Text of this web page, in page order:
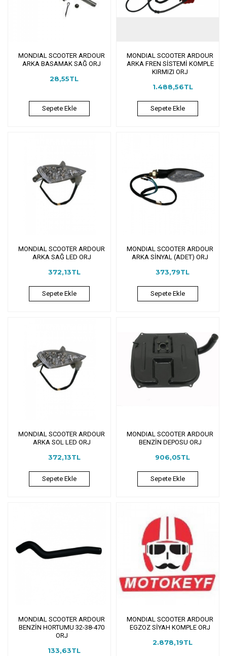
MONDIAL SCOOTER ARDOUR
ARKA BASAMAK SAĞ ORJ
28,55TL
Sepete Ekle
MONDIAL SCOOTER ARDOUR
ARKA FREN SİSTEMİ KOMPLE
KIRMIZI ORJ
1.488,56TL
Sepete Ekle
MONDIAL SCOOTER ARDOUR
ARKA SAĞ LED ORJ
372,13TL
Sepete Ekle
MONDIAL SCOOTER ARDOUR
ARKA SİNYAL (ADET) ORJ
373,79TL
Sepete Ekle
MONDIAL SCOOTER ARDOUR
ARKA SOL LED ORJ
372,13TL
Sepete Ekle
MONDIAL SCOOTER ARDOUR
BENZİN DEPOSU ORJ
906,05TL
Sepete Ekle
MONDIAL SCOOTER ARDOUR
BENZİN HORTUMU 32-38-470
ORJ
133,63TL
MONDIAL SCOOTER ARDOUR
EGZOZ SİYAH KOMPLE ORJ
2.878,19TL